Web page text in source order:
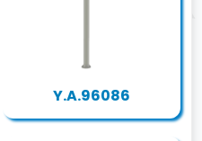
Y.A.96086